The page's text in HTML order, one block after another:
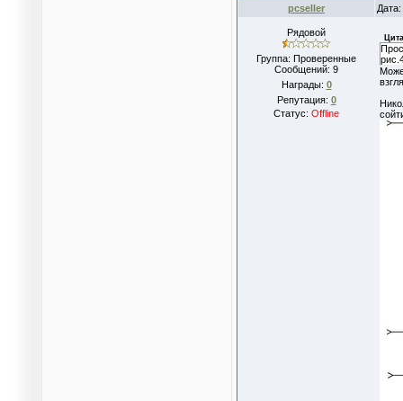
pcseller
Рядовой
Группа: Проверенные
Сообщений: 9
Награды: 0
Репутация: 0
Статус: Offline